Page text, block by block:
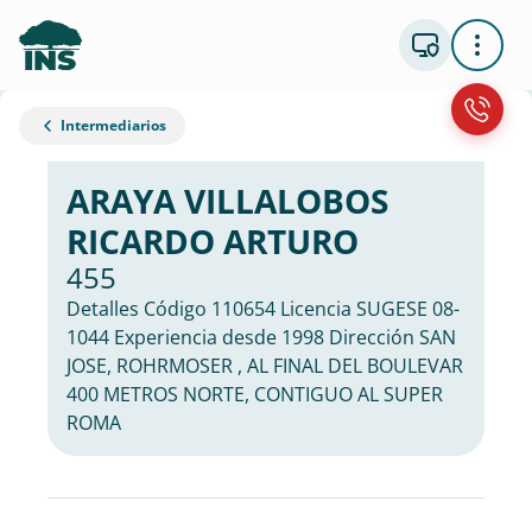
Intermediarios
ARAYA VILLALOBOS
RICARDO ARTURO
455
Detalles Código 110654 Licencia SUGESE 08-
1044 Experiencia desde 1998 Dirección SAN
JOSE, ROHRMOSER , AL FINAL DEL BOULEVAR
400 METROS NORTE, CONTIGUO AL SUPER
ROMA